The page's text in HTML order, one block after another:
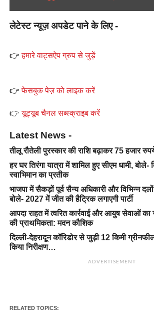
लेटेस्ट न्यूज़ अपडेट पाने के लिए -
👉हमारे वाट्सऐप ग्रुप से जुड़ें
👉फेसबुक पेज़ को लाइक करें
👉यूट्यूब चैनल सब्स्क्राइब करें
Latest News -
तीलू रौतेली पुरस्कार की राशि बढ़ाकर 75 हजार
हर घर तिरंगा यात्रा में शामिल हुए सीएम धामी, बोले-
स्वाभिमान का प्रतीक
भाजपा में सैकड़ों पूर्व सैन्य अधिकारी और विभिन्न
बोले- 2027 में जीत की हैट्रिक लगाएगी पार्टी
आपदा राहत में त्वरित कार्रवाई और आयुष सेवाओं
की प्राथमिकता: मदन कौशिक
दिल्ली-देहरादून कॉरिडोर से जुड़ी 12 किमी
किया निरीक्षण…
ADVERTISEMENT
RELATED TOPICS: